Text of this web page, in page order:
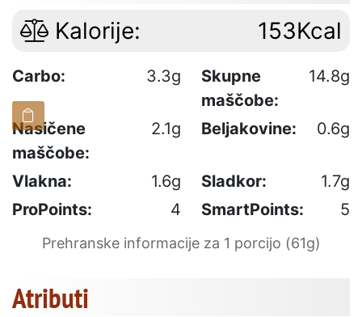
Kalorije: 153Kcal
Carbo: 3.3g
Skupne
maščobe:
14.8g
Nasičene
maščobe:
2.1g Beljakovine: 0.6g
Vlakna: 1.6g Sladkor:
1.7g
ProPoints:
4 SmartPoints: 5
Prehranske informacije za 1 porcijo (61g)
Atributi